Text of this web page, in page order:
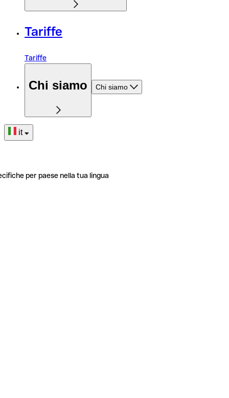
Tariffe
Tariffe
Chi siamo Chi siamo
it
per paese nella tua lingua